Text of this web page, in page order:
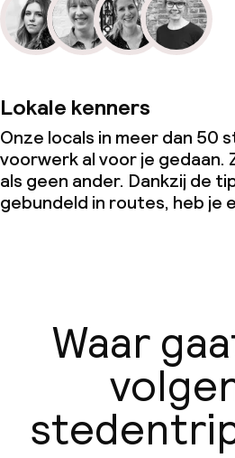
Lokale kenners
Onze locals in meer dan 50
voorwerk al voor je gedaan.
als geen ander. Dankzij de
gebundeld in routes, heb je
Waar